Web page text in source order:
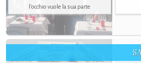
l’occhio vuole la sua parte